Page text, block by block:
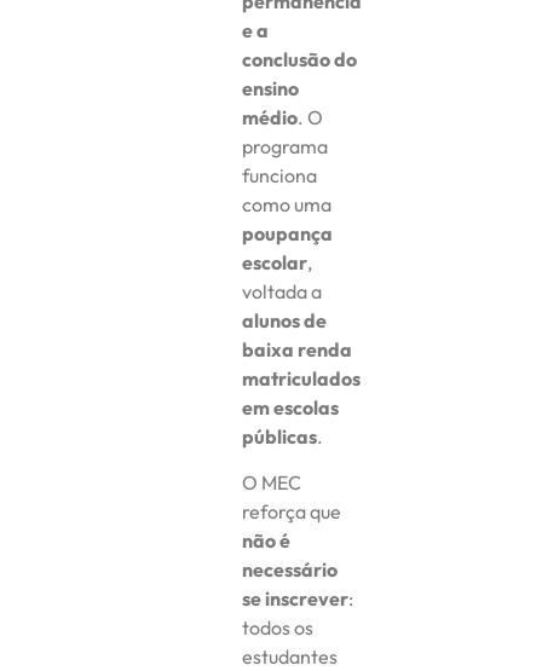
e a
conclusão do
ensino
médio. O
programa
funciona
como uma
poupança
escolar,
voltada a
alunos de
baixa renda
matriculados
em escolas
públicas.
O MEC
reforça que
não é
necessário
se inscrever:
todos os
estudantes